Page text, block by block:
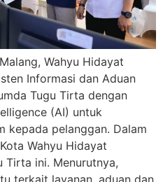
Wahyu Hidayat
Informasi dan Aduan
Tugu Tirta dengan
(AI) untuk
kepada pelanggan. Dalam
Wahyu Hidayat
Tirta ini. Menurutnya,